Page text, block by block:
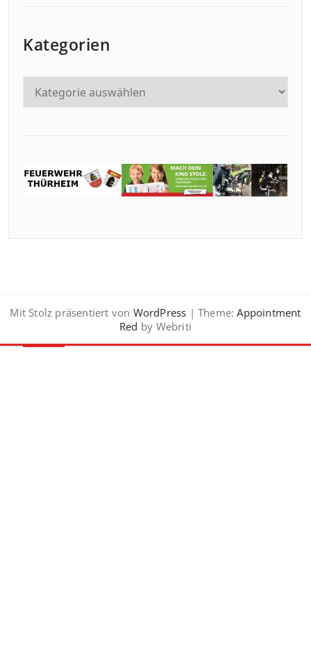
Kategorien
Mit Stolz präsentiert von WordPress | Theme: Appointment
Red by Webriti